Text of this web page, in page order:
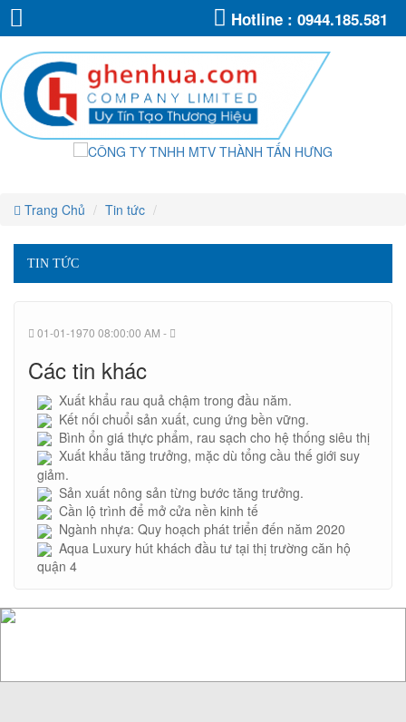
CÔNG
TY
TNHH
MTV
THÀNH
TẤN
HƯNG
CÔNG
TY
TNHH
MTV
THÀNH
HƯNG
CÔNG
TY
TNHH
MTV
THÀNH
TẤN
CÔNG
TY
TNHH
MTV
THÀNH
TẤN
HƯNG
CÔNG
TNHH
THÀNH
TẤN
HƯNG
CÔNG
TNHH
MTV
THÀNH
TẤN
HƯNG
Hotline : 0944.185.581
Trang Chủ Tin tức
TIN TỨC
01-01-1970 08:00:00 AM -
Các tin khác
Xuất khẩu rau quả chậm trong đầu năm.
Kết nối chuổi sản xuất, cung ứng bền vững.
Bình ổn giá thực phẩm, rau sạch cho hệ thống siêu thị
Xuất khẩu tăng trưởng, mặc dù tổng cầu thế giới suy
giảm.
Sản xuất nông sản từng bước tăng trưởng.
Cần lộ trình để mở cửa nền kinh tế
Ngành nhựa: Quy hoạch phát triển đến năm 2020
Aqua Luxury hút khách đầu tư tại thị trường căn hộ
quận 4